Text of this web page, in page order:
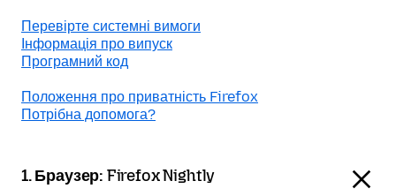
Перевірте системні вимоги
Інформація про випуск
Програмний код
Положення про приватність Firefox
Потрібна допомога?
1. Браузер: Firefox Nightly